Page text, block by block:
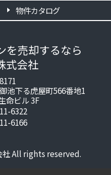
物件カタログ
を売却するなら
式会社
池下る虎屋町566番地1
命ビル 3F
6322
6166
社 All rights reserved.